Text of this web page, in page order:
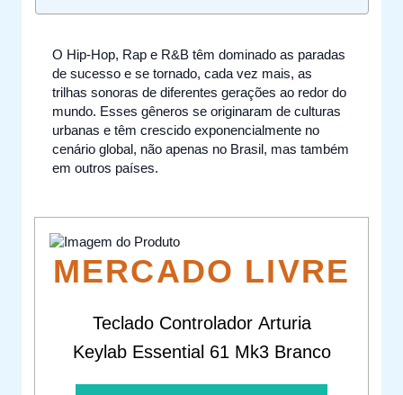
O Hip-Hop, Rap e R&B têm dominado as paradas
de sucesso e se tornado, cada vez mais, as
trilhas sonoras de diferentes gerações ao redor do
mundo. Esses gêneros se originaram de culturas
urbanas e têm crescido exponencialmente no
cenário global, não apenas no Brasil, mas também
em outros países.
MERCADO LIVRE
Teclado Controlador Arturia
Keylab Essential 61 Mk3 Branco